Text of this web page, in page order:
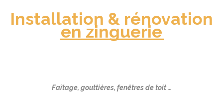
Installation & rénovation
en zinguerie
Faîtage, gouttières, fenêtres de toit …